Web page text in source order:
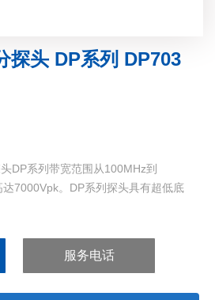
探头 DP系列 DP703
DP系列带宽范围从100MHz到
7000Vpk。DP系列探头具有超低底
服务电话